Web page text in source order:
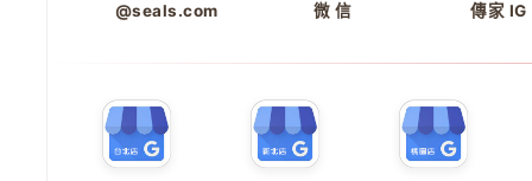
@seals.com 微 信 傳家 IG